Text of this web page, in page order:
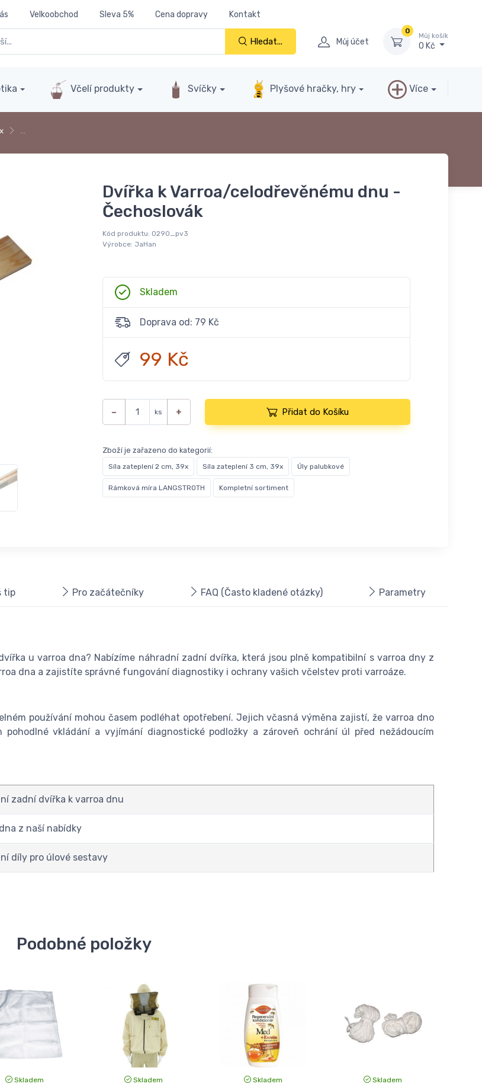
Velkoobchod Sleva 5% Cena dopravy Kontakt
Hledat... Můj účet
0
Můj košík
0 Kč
Včelí produkty Svíčky Plyšové hračky, hry Více
…
Dvířka k Varroa/celodřevěnému dnu -
Čechoslovák
Kód produktu: 0290_pv3
Výrobce: JaHan
Skladem
Doprava od: 79 Kč
99 Kč
− ks + Přidat do Košíku
Zboží je zařazeno do kategorií:
Síla zateplení 2 cm, 39x Síla zateplení 3 cm, 39x Úly palubkové
Rámková míra LANGSTROTH Kompletní sortiment
tip Pro začátečníky FAQ (Často kladené otázky) Parametry
u varroa dna? Nabízíme náhradní zadní dvířka, která jsou plně kompatibilní s varroa dny z
dna a zajistíte správné fungování diagnostiky i ochrany vašich včelstev proti varroáze.
používání mohou časem podléhat opotřebení. Jejich včasná výměna zajistí, že varroa dno
vkládání a vyjímání diagnostické podložky a zároveň ochrání úl před nežádoucím
zadní dvířka k varroa dnu
z naší nabídky
díly pro úlové sestavy
Podobné položky
Skladem Skladem Skladem Skladem